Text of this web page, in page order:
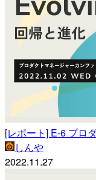
[レポート] E-6 プロ
しんや
2022.11.27